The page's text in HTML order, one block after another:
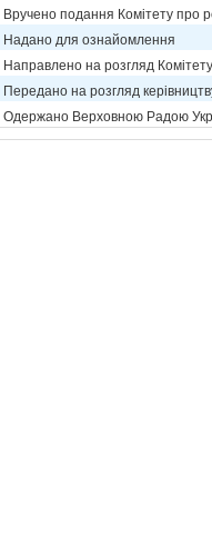
Вручено подання Комітету про
Надано для ознайомлення
Направлено на розгляд Комітету
Передано на розгляд
Одержано Верховною Радою